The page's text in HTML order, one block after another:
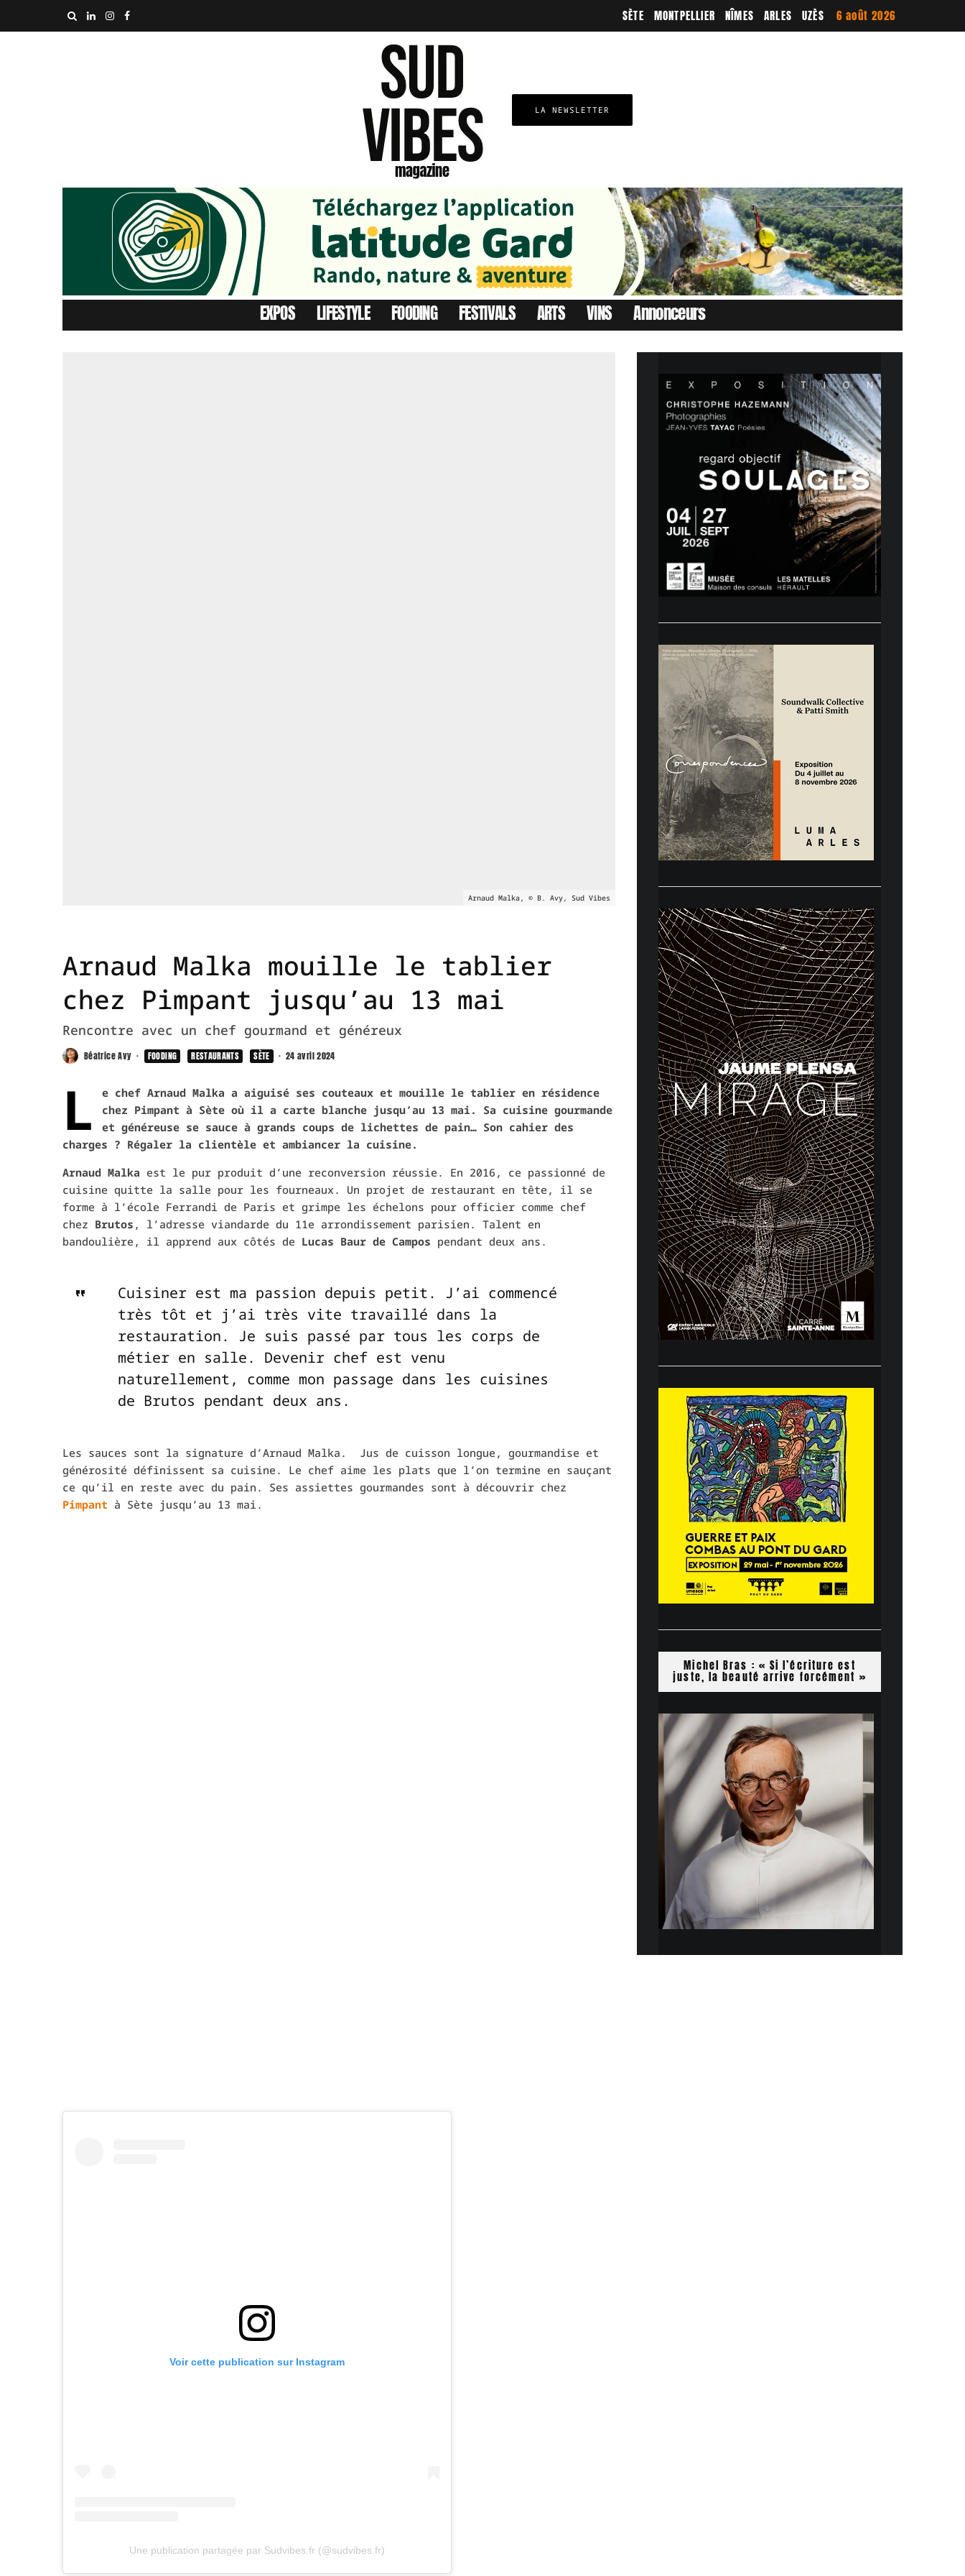
6 août 2026
UZÈS
ARLES
NÎMES
MONTPELLIER
SÈTE
LA NEWSLETTER
EXPOS LIFESTYLE FOODING FESTIVALS ARTS VINS Annonceurs
Arnaud Malka, © B. Avy, Sud Vibes
Arnaud Malka mouille le tablier
chez Pimpant jusqu’au 13 mai
Rencontre avec un chef gourmand et généreux
Béatrice Avy · FOODING RESTAURANTS SÈTE · 24 avril 2024
L
e chef Arnaud Malka a aiguisé ses couteaux et mouille le tablier en résidence
chez Pimpant à Sète où il a carte blanche jusqu’au 13 mai. Sa cuisine gourmande
et généreuse se sauce à grands coups de lichettes de pain… Son cahier des
charges ? Régaler la clientèle et ambiancer la cuisine.
Arnaud Malka est le pur produit d’une reconversion réussie. En 2016, ce passionné de
cuisine quitte la salle pour les fourneaux. Un projet de restaurant en tête, il se
forme à l’école Ferrandi de Paris et grimpe les échelons pour officier comme chef
chez Brutos , l’adresse viandarde du 11e arrondissement parisien. Talent en
bandoulière, il apprend aux côtés de Lucas Baur de Campos pendant deux ans.
Cuisiner est ma passion depuis petit. J’ai commencé
très tôt et j’ai très vite travaillé dans la
restauration. Je suis passé par tous les corps de
métier en salle. Devenir chef est venu
naturellement, comme mon passage dans les cuisines
de Brutos pendant deux ans.
Les sauces sont la signature d’Arnaud Malka. Jus de cuisson longue, gourmandise et
générosité définissent sa cuisine. Le chef aime les plats que l’on termine en sauçant
ce qu’il en reste avec du pain. Ses assiettes gourmandes sont à découvrir chez
Pimpant à Sète jusqu’au 13 mai.
Voir cette publication sur Instagram
Une publication partagée par Sudvibes.fr (@sudvibes.fr)
Michel Bras : « Si l’écriture est
juste, la beauté arrive forcément »